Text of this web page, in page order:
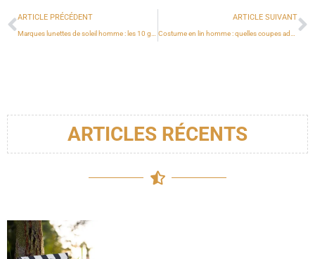
ARTICLE PRÉCÉDENT ARTICLE SUIVANT
ARTICLES RÉCENTS